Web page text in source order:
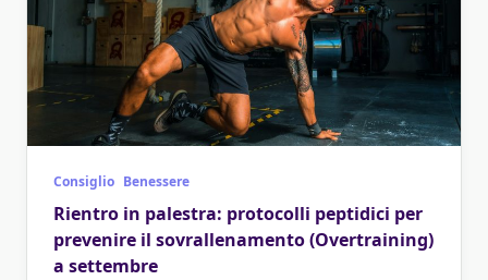
Consiglio Benessere
Rientro in palestra: protocolli peptidici per
prevenire il sovrallenamento (Overtraining)
a settembre